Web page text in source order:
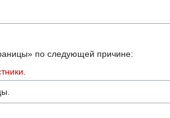
по следующей причине: